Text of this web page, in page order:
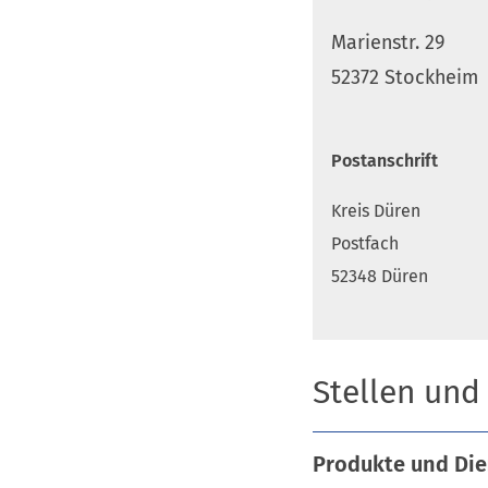
Marienstr. 29
52372 Stockheim
Postanschrift
Kreis Düren
Postfach
52348 Düren
Stellen
Produkte und